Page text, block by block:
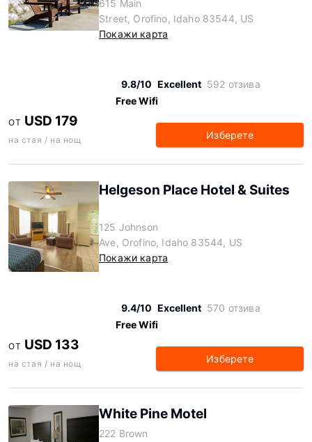
615 Main
Street, Orofino, Idaho 83544, US
Покажи карта
9.8/10 Excellent 592 отзива
Free Wifi
ОТ USD 179
на стая / на нощ Изберете
Helgeson Place Hotel & Suites
125 Johnson
Ave, Orofino, Idaho 83544, US
Покажи карта
9.4/10 Excellent 570 отзива
Free Wifi
ОТ USD 133
на стая / на нощ Изберете
White Pine Motel
222 Brown